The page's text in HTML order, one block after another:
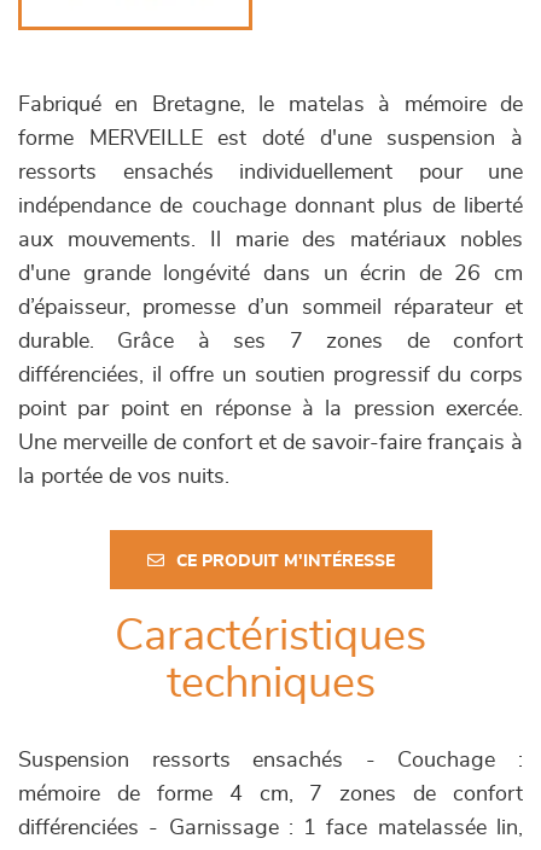
Fabriqué en Bretagne, le matelas à mémoire de
forme MERVEILLE est doté d'une suspension à
ressorts ensachés individuellement pour une
indépendance de couchage donnant plus de liberté
aux mouvements. Il marie des matériaux nobles
d'une grande longévité dans un écrin de 26 cm
d’épaisseur, promesse d’un sommeil réparateur et
durable. Grâce à ses 7 zones de confort
différenciées, il offre un soutien progressif du corps
point par point en réponse à la pression exercée.
Une merveille de confort et de savoir-faire français à
la portée de vos nuits.
CE PRODUIT M'INTÉRESSE
Caractéristiques
techniques
Suspension ressorts ensachés - Couchage :
mémoire de forme 4 cm, 7 zones de confort
différenciées - Garnissage : 1 face matelassée lin,